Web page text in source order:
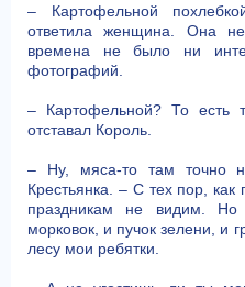
– Картофельной
ответила женщина. Она
времена не было ни
фотографий.
– Картофельной? То есть
отставал Король.
– Ну, мяса-то там точно
Крестьянка. – С тех пор,
праздникам не видим.
морковок, и пучок зелени, и
лесу мои ребятки.